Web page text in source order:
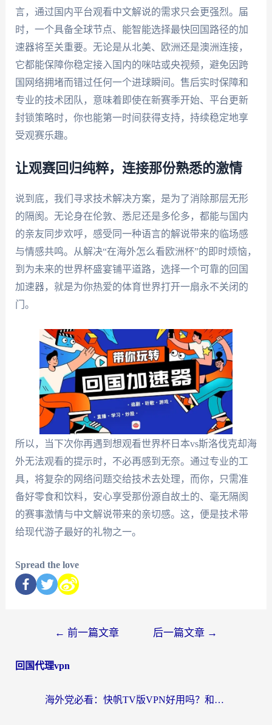
言，通过国内平台观看中文解说的需求只会更强烈。届
时，一个具备全球节点、能智能选择最快回国路径的加
速器将至关重要。无论是从北美、欧洲还是澳洲连接，
它都能保障你稳定接入国内的咪咕或央视频，避免因跨
国网络拥堵而错过任何一个进球瞬间。售后实时保障和
专业的技术团队，意味着即使在新赛季开始、平台更新
封锁策略时，你也能第一时间获得支持，持续稳定地享
受观赛乐趣。
让观赛回归纯粹，连接那份熟悉的激情
说到底，我们寻求技术解决方案，是为了消除那层无形
的隔阂。无论身在伦敦、悉尼还是多伦多，都能与国内
的亲友同步欢呼，感受同一种语言的解说带来的临场感
与情感共鸣。从解决“在海外怎么看欧洲杯”的即时烦恼，
到为未来的世界杯盛宴铺平道路，选择一个可靠的回国
加速器，就是为你热爱的体育世界打开一扇永不关闭的
门。
所以，当下次你再遇到想观看世界杯日本vs斯洛伐克却海
外无法观看的提示时，不必再感到无奈。通过专业的工
具，将复杂的网络问题交给技术去处理，而你，只需准
备好零食和饮料，安心享受那份源自故土的、毫无隔阂
的赛事激情与中文解说带来的亲切感。这，便是技术带
给现代游子最好的礼物之一。
Spread the love
← 前一篇文章 后一篇文章 →
回国代理vpn
海外党必看：快帆TV版VPN好用吗？和快游VPN对比哪个回国效果更好？附实用避坑指南